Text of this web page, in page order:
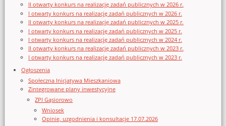
II otwarty konkurs na realizację zadań publicznych w 2026 r.
I otwarty konkurs na realizację zadań publicznych w 2026 r.
II otwarty konkurs na realizację zadań publicznych w 2025 r.
I otwarty konkurs na realizację zadań publicznych w 2025 r.
I otwarty konkurs na realizację zadań publicznych w 2024 r.
II otwarty konkurs na realizację zadań publicznych w 2023 r.
I otwarty konkurs na realizację zadań publicznych w 2023 r.
Ogłoszenia
Społeczna Inicjatywa Mieszkaniowa
Zintegrowane plany inwestycyjne
ZPI Gąsiorowo
Wniosek
Opinie, uzgodnienia i konsultacje 17.07.2026